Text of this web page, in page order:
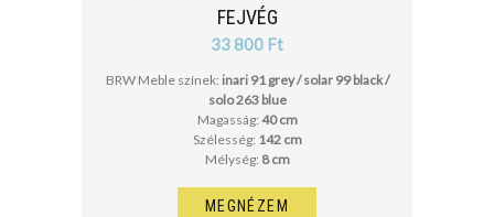
FEJVÉG
33 800 Ft
BRW Meble színek: inari 91 grey / solar 99 black /
solo 263 blue
Magasság: 40 cm
Szélesség: 142 cm
Mélység: 8 cm
MEGNÉZEM